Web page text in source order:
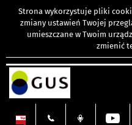
Strona wykorzystuje pliki
zmiany ustawień Twojej
umieszczane w Twoim
zmienić